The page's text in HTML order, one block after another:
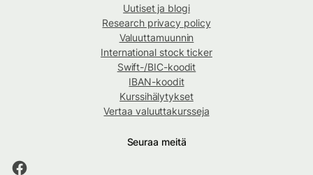
Uutiset ja blogi
Research privacy policy
Valuuttamuunnin
International stock ticker
Swift-/BIC-koodit
IBAN-koodit
Kurssihälytykset
Vertaa valuuttakursseja
Seuraa meitä